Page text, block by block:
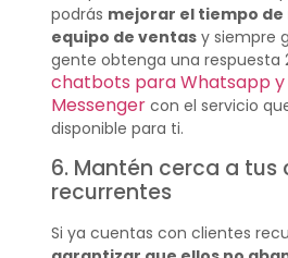
podrás mejorar el tiempo
equipo de ventasy siempre
gente obtenga una respuesta
chatbots para Whatsapp
Messengercon el servicio
disponible para ti.
6. Mantén cerca a tus
recurrentes
Si ya cuentas con clientes